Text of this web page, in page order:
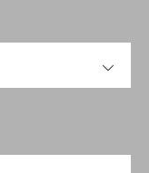
森商事について